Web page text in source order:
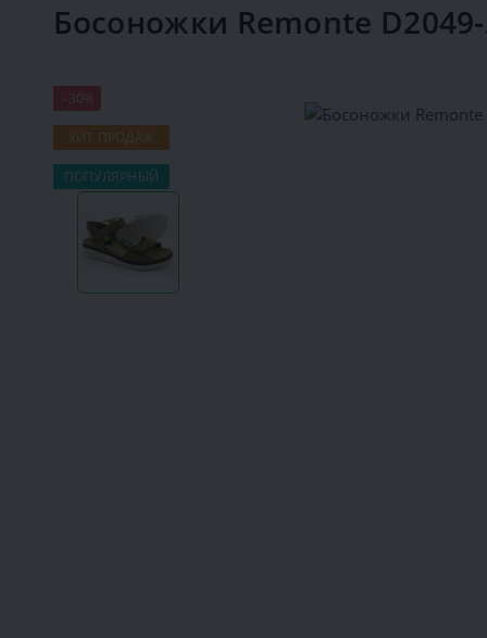
Босоножки Remonte
-30%
ХИТ ПРОДАЖ
ПОПУЛЯРНЫЙ